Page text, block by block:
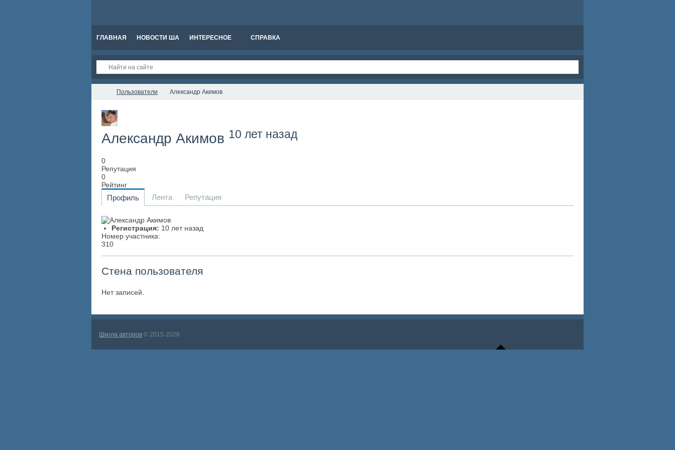
ГЛАВНАЯ НОВОСТИ ША ИНТЕРЕСНОЕ СПРАВКА
Пользователи Александр Акимов
Александр Акимов 10 лет назад
0
Репутация
0
Рейтинг
Профиль Лента Репутация
Регистрация: 10 лет назад
Номер участника:
310
Стена пользователя
Нет записей.
Школа авторов © 2015-2026